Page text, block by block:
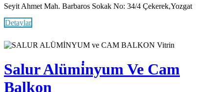
Seyit Ahmet Mah. Barbaros Sokak No: 34/4 Çekerek,Yozgat
Detaylar
Vitrin
Salur Alümi̇nyum Ve Cam
Balkon